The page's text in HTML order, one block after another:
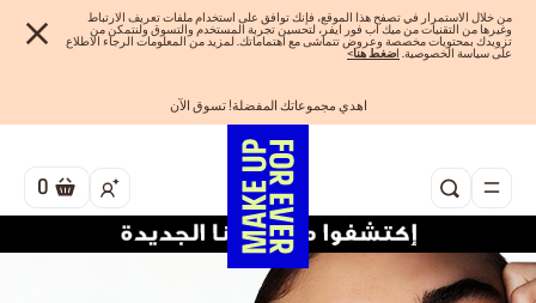
من خلال الاستمرار في تصفح هذا الموقع، فإنك توافق على استخدام ملفات تعريف الارتباط
وغيرها من التقنيات من ميك اب فور ايفر، لتحسين تجربة المستخدم والتسوق ولنتمكن من
تزويدك بمحتويات مخصصة وعروض تتماشى مع اهتماماتك. لمزيد من المعلومات الرجاء الاطلاع
على سياسة الخصوصية. ضغط هنا>
شحن مجاني لجميع الطلبات
تسوق الآن و ادفع لاحقاً مع تابي
اهدي مجموعاتك المفضلة! تسوق الآن
الفرصة الأخيرة: خصم 25% على خطوط مختارة
0